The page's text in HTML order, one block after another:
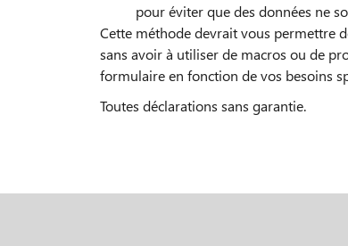
pour éviter que des données ne
Cette méthode devrait vous permettre
sans avoir à utiliser de macros ou de
formulaire en fonction de vos besoins
Toutes déclarations sans garantie.